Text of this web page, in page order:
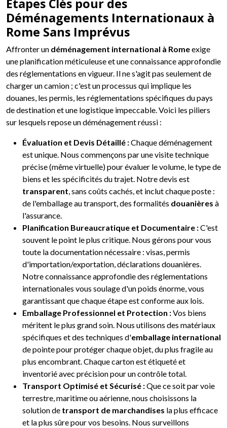
Étapes Clés pour des
Déménagements Internationaux à
Rome Sans Imprévus
Affronter un déménagement international à Romeexige
une planification méticuleuse et une connaissance approfondie
des réglementations en vigueur. Il ne s'agit pas seulement de
charger un camion ; c'est un processus qui implique les
douanes, les permis, les réglementations spécifiques du pays
de destination et une logistique impeccable. Voici les piliers
sur lesquels repose un déménagement réussi :
Évaluation et Devis Détaillé :Chaque déménagement
est unique. Nous commençons par une visite technique
précise (même virtuelle) pour évaluer le volume, le type de
biens et les spécificités du trajet. Notre devis est
transparent, sans coûts cachés, et inclut chaque poste :
de l'emballage au transport, des formalités douanières à
l'assurance.
Planification Bureaucratique et Documentaire :C'est
souvent le point le plus critique. Nous gérons pour vous
toute la documentation nécessaire : visas, permis
d'importation/exportation, déclarations douanières.
Notre connaissance approfondie des réglementations
internationales vous soulage d'un poids énorme, vous
garantissant que chaque étape est conforme aux lois.
Emballage Professionnel et Protection :Vos biens
méritent le plus grand soin. Nous utilisons des matériaux
spécifiques et des techniques d'emballage international
de pointe pour protéger chaque objet, du plus fragile au
plus encombrant. Chaque carton est étiqueté et
inventorié avec précision pour un contrôle total.
Transport Optimisé et Sécurisé :Que ce soit par voie
terrestre, maritime ou aérienne, nous choisissons la
solution de transport de marchandises la plus efficace
et la plus sûre pour vos besoins. Nous surveillons